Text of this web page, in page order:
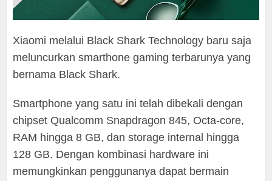
Xiaomi melalui Black Shark Technology baru saja
meluncurkan smarthone gaming terbarunya yang
bernama Black Shark.
Smartphone yang satu ini telah dibekali dengan
chipset Qualcomm Snapdragon 845, Octa-core,
RAM hingga 8 GB, dan storage internal hingga
128 GB. Dengan kombinasi hardware ini
memungkinkan penggunanya dapat bermain